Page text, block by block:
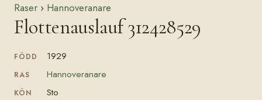
Raser › Hannoveranare
Flottenauslauf 312428529
FÖDD 1929
RAS Hannoveranare
KÖN Sto